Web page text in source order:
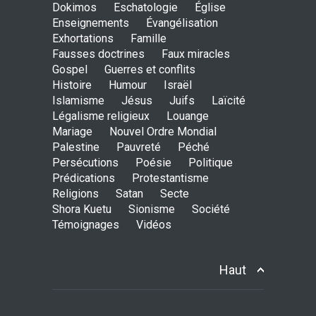
28 de Agosto de 2016 a las 00:00
Este Jesus de quien la gente
habla - Extracto del Dokimos
25
ENSEIGNEMENTS
26 de Junio de 2016 a las 00:00
¡Ve lo que Dios hizo!-
Extracto del Dokimos 27
ENSEIGNEMENTS
1 de Mayo de 2016 a las 00:00
Mirar a su projimo segun
Dokimos
Eschatologie
Église
Enseignements
Évangélisation
Exhortations
Famille
Fausses doctrines
Faux miracles
Gospel
Guerres et conflits
Histoire
Humour
Israël
Islamisme
Jésus Juifs
Laïcité
Légalisme religieux
Louange
Mariage
Nouvel Ordre Mondial
Palestine
Pauvreté
Péché
Persécutions
Poésie
Politique
Prédications
Protestantisme
Religions
Satan
Secte
Shora Kuetu
Sionisme
Société
Témoignages
Vidéos
Haut